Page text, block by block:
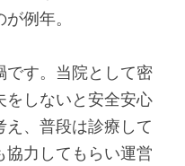
例年。
です。当院として密
をしないと安全安心
、普段は診療して
力してもらい運営